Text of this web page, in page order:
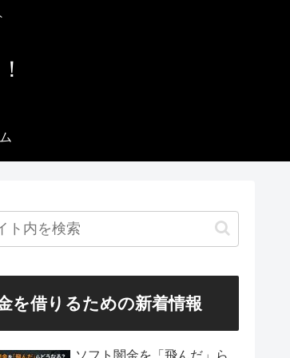
を借りるための新着情報
ソフト闇金を「飛んだ」ら